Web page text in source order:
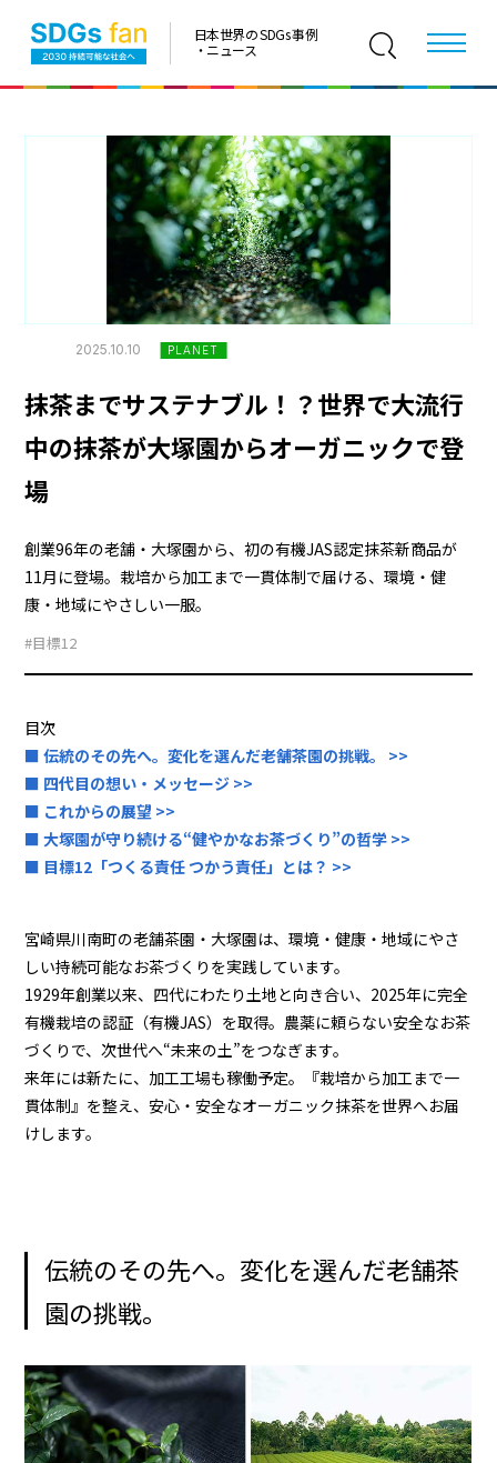
日本世界の SDGs 事例
・ニュース
2025.10.10 PLANET
抹茶までサステナブル！？世界で大流行
中の抹茶が大塚園からオーガニックで登
場
創業96年の老舗・大塚園から、初の有機JAS認定抹茶新商品が
11月に登場。栽培から加工まで一貫体制で届ける、環境・健
康・地域にやさしい一服。
#目標12
目次
■ 伝統のその先へ。変化を選んだ老舗茶園の挑戦。 >>
■ 四代目の想い・メッセージ >>
■ これからの展望 >>
■ 大塚園が守り続ける“健やかなお茶づくり”の哲学 >>
■ 目標12「つくる責任 つかう責任」とは？ >>
宮崎県川南町の老舗茶園・大塚園は、環境・健康・地域にやさ
しい持続可能なお茶づくりを実践しています。
1929年創業以来、四代にわたり土地と向き合い、2025年に完全
有機栽培の認証（有機JAS）を取得。農薬に頼らない安全なお茶
づくりで、次世代へ“未来の土”をつなぎます。
来年には新たに、加工工場も稼働予定。『栽培から加工まで一
貫体制』を整え、安心・安全なオーガニック抹茶を世界へお届
けします。
伝統のその先へ。変化を選んだ老舗茶
園の挑戦。